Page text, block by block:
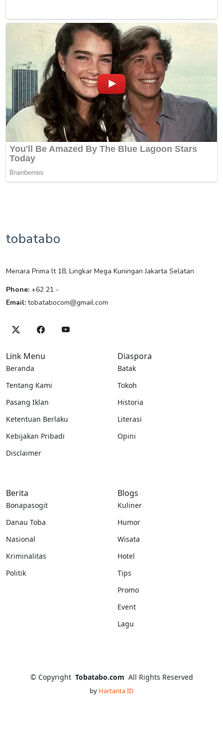
tobatabo
Menara Prima lt 18, Lingkar Mega Kuningan Jakarta Selatan
Phone: +62 21 -
Email: tobatabocom@gmail.com
Link Menu
Beranda
Tentang Kami
Pasang Iklan
Ketentuan Berlaku
Kebijakan Pribadi
Disclaimer
Diaspora
Batak
Tokoh
Historia
Literasi
Opini
Berita
Bonapasogit
Danau Toba
Nasional
Kriminalitas
Politik
Blogs
Kuliner
Humor
Wisata
Hotel
Tips
Promo
Event
Lagu
© Copyright Tobatabo.com All Rights Reserved
by Hartanta ID